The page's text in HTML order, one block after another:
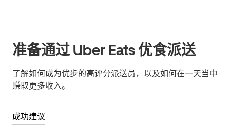
准备通过 Uber Eats 优食派送
了解如何成为优步的高评分派送员，以及如何在一天当中
赚取更多收入。
成功建议